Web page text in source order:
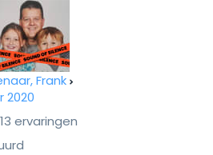
Frank
2020
ervaringen